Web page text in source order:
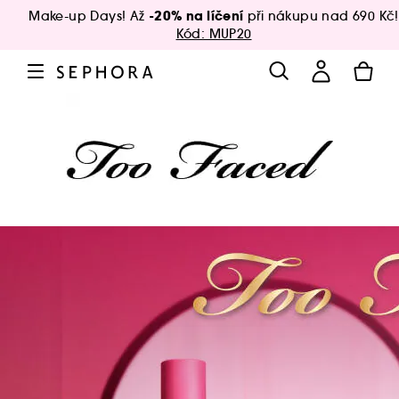
Make-up Days! Až -20% na líčení při nákupu nad 690 Kč!
Kód: MUP20